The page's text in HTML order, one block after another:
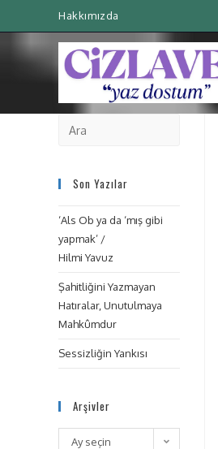
Hakkımızda
Son Yazılar
‘Als Ob ya da ‘mış gibi
yapmak’ /
Hilmi Yavuz
Şahitliğini Yazmayan
Hatıralar, Unutulmaya
Mahkûmdur
Sessizliğin Yankısı
Arşivler
Ay seçin